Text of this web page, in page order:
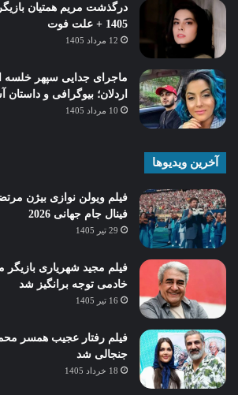
1405 + علت فوت
12 مرداد 1405
ماجرای جدایی سپهر خلسه
اردلان؛ بیوگرافی و داستان
10 مرداد 1405
آخرین ویدیوها
فیلم ویولن نوازی بیژن
فینال جام جهانی 2026
29 تیر 1405
فیلم مجید شهریاری
خادمی توجه برانگیز شد
16 تیر 1405
فیلم رفتار عجیب همسر
جنجالی شد
18 خرداد 1405